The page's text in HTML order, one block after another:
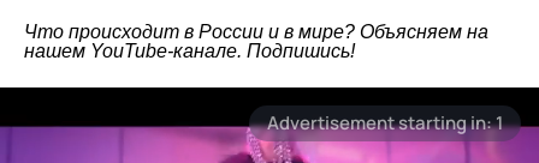
Что происходит в России и в мире? Объясняем на
нашем YouTube-канале. Подпишись!